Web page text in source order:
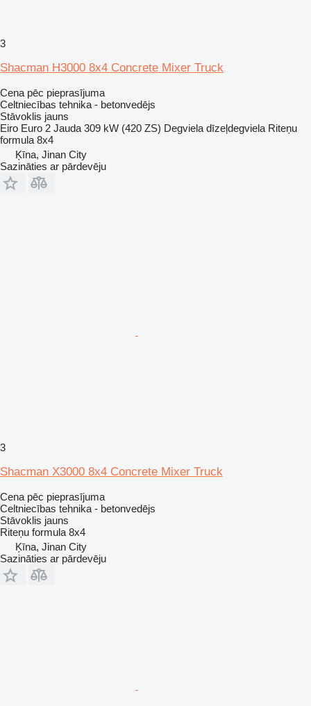
3
Shacman H3000 8x4 Concrete Mixer Truck
Cena pēc pieprasījuma
Celtniecības tehnika - betonvedējs
Stāvoklis jauns
Eiro Euro 2 Jauda 309 kW (420 ZS) Degviela dīzeļdegviela Riteņu
formula 8x4
Ķīna, Jinan City
Sazināties ar pārdevēju
3
Shacman X3000 8x4 Concrete Mixer Truck
Cena pēc pieprasījuma
Celtniecības tehnika - betonvedējs
Stāvoklis jauns
Riteņu formula 8x4
Ķīna, Jinan City
Sazināties ar pārdevēju